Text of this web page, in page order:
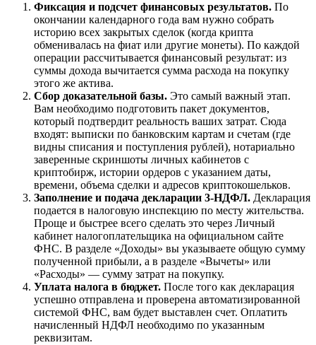
Фиксация и подсчет финансовых результатов. По
окончании календарного года вам нужно собрать
историю всех закрытых сделок (когда крипта
обменивалась на фиат или другие монеты). По каждой
операции рассчитывается финансовый результат: из
суммы дохода вычитается сумма расхода на покупку
этого же актива.
Сбор доказательной базы. Это самый важный этап.
Вам необходимо подготовить пакет документов,
который подтвердит реальность ваших затрат. Сюда
входят: выписки по банковским картам и счетам (где
видны списания и поступления рублей), нотариально
заверенные скриншоты личных кабинетов с
криптобирж, истории ордеров с указанием даты,
времени, объема сделки и адресов криптокошельков.
Заполнение и подача декларации 3-НДФЛ. Декларация
подается в налоговую инспекцию по месту жительства.
Проще и быстрее всего сделать это через Личный
кабинет налогоплательщика на официальном сайте
ФНС. В разделе «Доходы» вы указываете общую сумму
полученной прибыли, а в разделе «Вычеты» или
«Расходы» — сумму затрат на покупку.
Уплата налога в бюджет. После того как декларация
успешно отправлена и проверена автоматизированной
системой ФНС, вам будет выставлен счет. Оплатить
начисленный НДФЛ необходимо по указанным
реквизитам.